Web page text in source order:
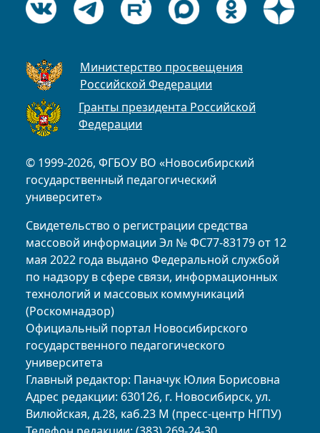
© 1999-2026, ФГБОУ ВО «Новосибирский
государственный педагогический
университет»
Свидетельство о регистрации средства
массовой информации Эл № ФС77-83179 от 12
мая 2022 года выдано Федеральной службой
по надзору в сфере связи, информационных
технологий и массовых коммуникаций
(Роскомнадзор)
Официальный портал Новосибирского
государственного педагогического
университета
Главный редактор: Паначук Юлия Борисовна
Адрес редакции: 630126, г. Новосибирск, ул.
Вилюйская, д.28, каб.23 М (пресс-центр НГПУ)
Министерство просвещения
Российской Федерации
Гранты президента Российской
Федерации